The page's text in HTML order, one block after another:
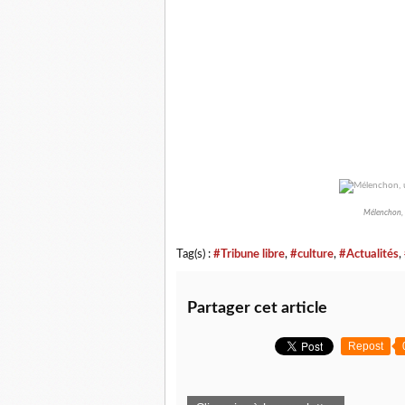
Mélenchon,
Tag(s) : #Tribune libre, #culture, #Actualités,
Partager cet article
Repost